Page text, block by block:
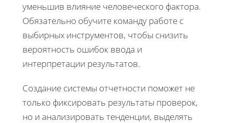
уменьшив влияние человеческого фактора.
Обязательно обучите команду работе с
выбирных инструментов, чтобы снизить
вероятность ошибок ввода и
интерпретации результатов.
Создание системы отчетности поможет не
только фиксировать результаты проверок,
но и анализировать тенденции, выделять